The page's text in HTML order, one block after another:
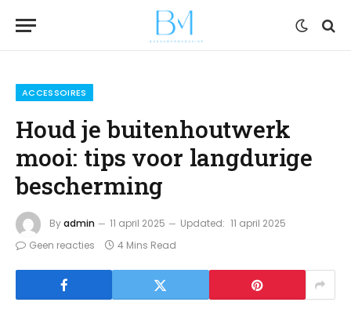
ACCESSOIRES
Houd je buitenhoutwerk
mooi: tips voor langdurige
bescherming
Byadmin 11 april 2025 Updated: 11 april 2025
Geen reacties
4 Mins Read